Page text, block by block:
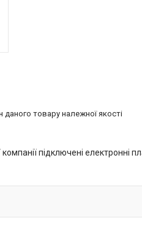
даного товару належної якості
компанії підключені електронні